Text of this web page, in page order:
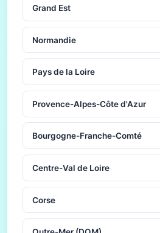
Grand Est
Normandie
Pays de la Loire
Provence-Alpes-Côte d'Azur
Bourgogne-Franche-Comté
Centre-Val de Loire
Corse